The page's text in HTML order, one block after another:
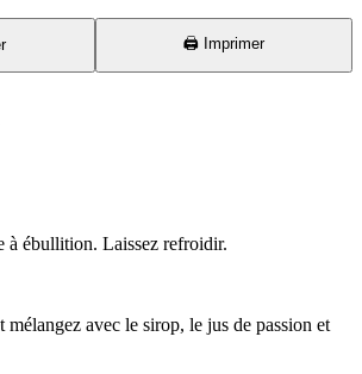
🖨️ Imprimer
à ébullition. Laissez refroidir.
mélangez avec le sirop, le jus de passion et